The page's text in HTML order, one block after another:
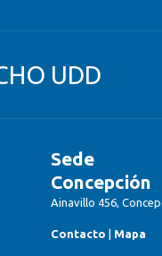
UDD
Sede
Concepción
Ainavillo 456,
Contacto Mapa